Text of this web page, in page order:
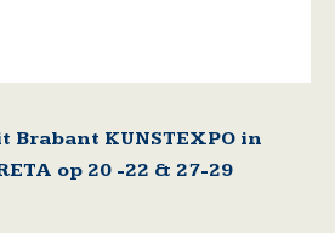
Brabant KUNSTEXPO in
op 20 -22 & 27-29